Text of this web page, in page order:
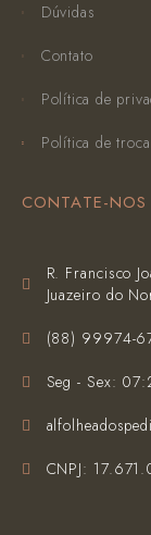
Dúvidas
Contato
Política de
Política de
CONTATE-NOS
R. Francisco
Juazeiro do
(‪88) 99974-
Seg - Sex:
CNPJ: